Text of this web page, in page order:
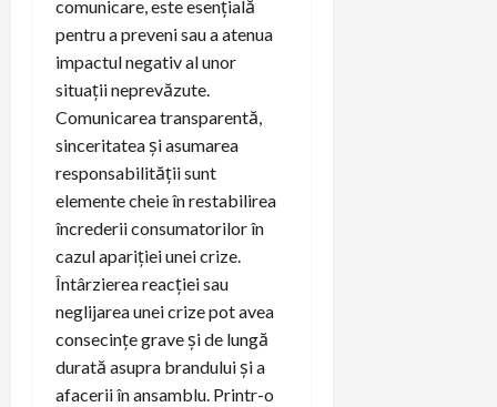
comunicare, este esențială
pentru a preveni sau a atenua
impactul negativ al unor
situații neprevăzute.
Comunicarea transparentă,
sinceritatea și asumarea
responsabilității sunt
elemente cheie în restabilirea
încrederii consumatorilor în
cazul apariției unei crize.
Întârzierea reacției sau
neglijarea unei crize pot avea
consecințe grave și de lungă
durată asupra brandului și a
afacerii în ansamblu. Printr-o